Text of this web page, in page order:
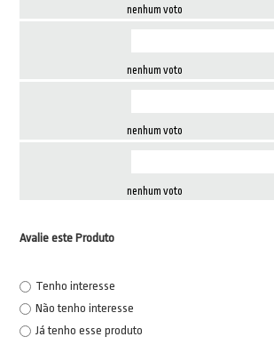
nenhum voto
nenhum voto
nenhum voto
nenhum voto
Avalie este Produto
Tenho interesse
Não tenho interesse
Já tenho esse produto